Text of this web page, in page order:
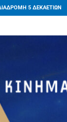
5 ΔΕΚΑΕΤΙΩΝ